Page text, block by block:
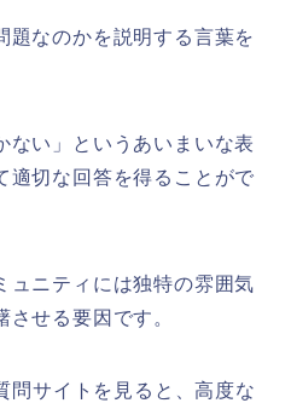
題なのかを説明する言葉を
ない」というあいまいな表
適切な回答を得ることがで
ュニティには独特の雰囲気
せる要因です。
サイトを見ると、高度な